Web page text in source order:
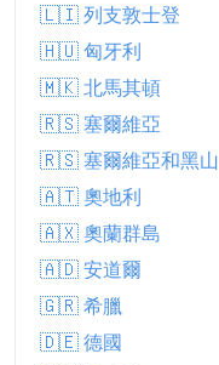
🇱🇮 列支敦士登
🇭🇺 匈牙利
🇲🇰 北馬其頓
🇷🇸 塞爾維亞
🇷🇸 塞爾維亞和黑山
🇦🇹 奧地利
🇦🇽 奧蘭群島
🇦🇩 安道爾
🇬🇷 希臘
🇩🇪 德國